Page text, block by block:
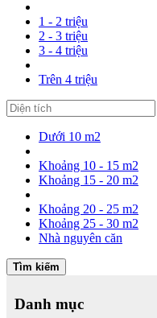
1 - 2 triệu
2 - 3 triệu
3 - 4 triệu
Trên 4 triệu
Dưới 10 m2
Khoảng 10 - 15 m2
Khoảng 15 - 20 m2
Khoảng 20 - 25 m2
Khoảng 25 - 30 m2
Nhà nguyên căn
Tìm kiếm
Danh mục